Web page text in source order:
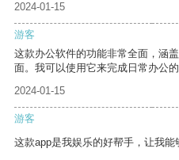
2024-01-15
游客
这款办公软件的功能非常全面，涵
面。我可以使用它来完成日常办公
2024-01-15
游客
这款app是我娱乐的好帮手，让我能